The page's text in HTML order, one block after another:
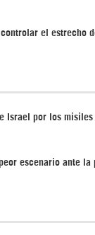
el estrecho
Israel por los misiles
escenario ante la